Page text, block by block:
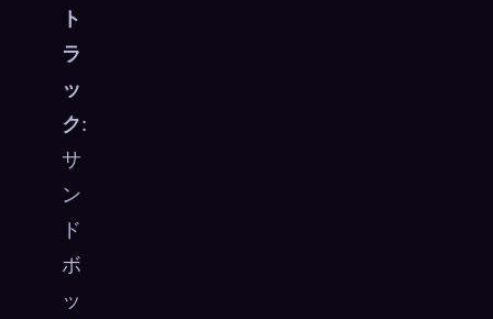
ト
ラ
ッ
ク:
サ
ン
ド
ボ
ッ